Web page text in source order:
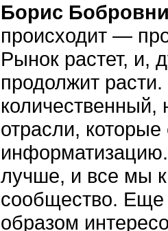
Борис
происходит —
Рынок растет,
продолжит
количественный,
отрасли,
лучше, и все мы
сообщество. Еще
образом